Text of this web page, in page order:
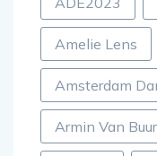
Amelie Lens
Amsterdam
Armin Van